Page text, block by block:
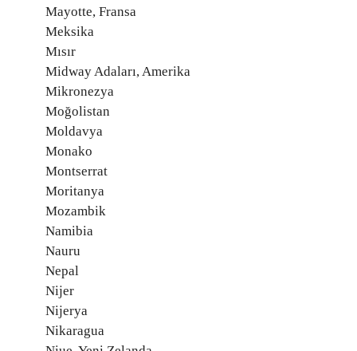
Mayotte, Fransa
Meksika
Mısır
Midway Adaları, Amerika
Mikronezya
Moğolistan
Moldavya
Monako
Montserrat
Moritanya
Mozambik
Namibia
Nauru
Nepal
Nijer
Nijerya
Nikaragua